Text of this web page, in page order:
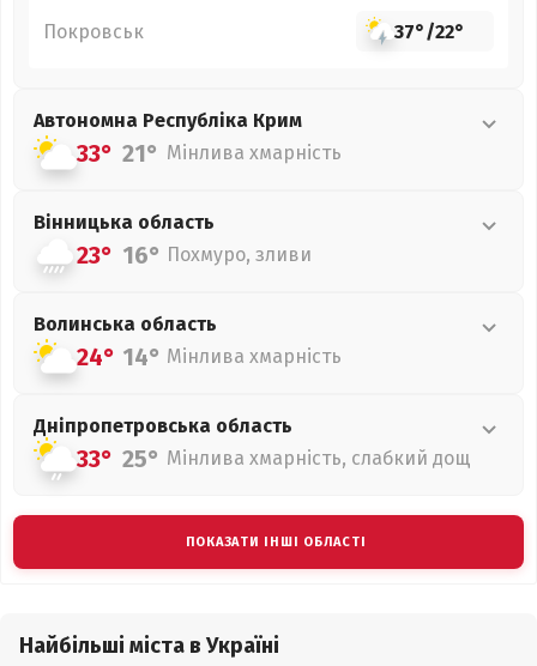
Покровськ 37°/22°
Автономна Республіка Крим
33° 21° Мінлива хмарність
Вінницька область
23° 16° Похмуро, зливи
Волинська область
24° 14° Мінлива хмарність
Дніпропетровська область
33° 25° Мінлива хмарність, слабкий дощ
ПОКАЗАТИ ІНШІ ОБЛАСТІ
Найбільші міста в Україні